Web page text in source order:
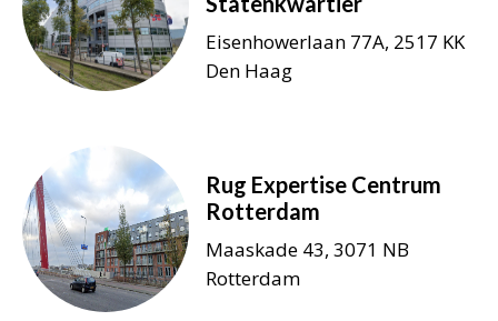
Eisenhowerlaan 77A, 2517 KK
Den Haag
Rug Expertise Centrum
Rotterdam
Maaskade 43, 3071 NB
Rotterdam